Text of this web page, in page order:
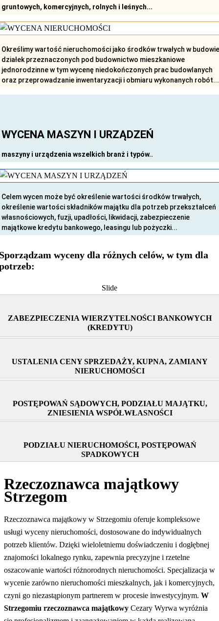
gruntowych, komercyjnych, rolnych i leśnych...
Określimy wartość nieruchomości jako środków trwałych w
działek przeznaczonych pod budownictwo mieszkaniowe
jednorodzinne w tym wycenę niedokończonych prac budowlanych
oraz przeprowadzanie inwentaryzacji i obmiaru wykonanych robót...
WYCENA MASZYN I URZĄDZEŃ
maszyny i urządzenia wszelkich branż i typów..
Celem wycen może być określenie wartości środków trwałych,
określenie wartości składników majątku dla potrzeb przekształceń
własnościowych, fuzji, upadłości, likwidacji, zabezpieczenie
majątkowe kredytu bankowego, leasingu lub pożyczki...
wyceny dla różnych celów, w tym dla
Slide
ZABEZPIECZENIA WIERZYTELNOŚCI BANKOWYCH
(KREDYTU)
USTALENIA CENY SPRZEDAŻY, KUPNA, ZAMIANY
NIERUCHOMOŚCI
POSTĘPOWAŃ SĄDOWYCH, PODZIAŁU MAJĄTKU,
ZNIESIENIA WSPÓŁWŁASNOŚCI
PODZIAŁU NIERUCHOMOŚCI, POSTĘPOWAŃ
SPADKOWYCH
Rzeczoznawca majątkowy
Strzegom
Rzeczoznawca majątkowy w Strzegomiu oferuje kompleksowe
usługi wyceny nieruchomości, dostosowane do indywidualnych
potrzeb klientów. Dzięki wieloletniemu doświadczeniu i dogłębnej
znajomości lokalnego rynku, zapewnia precyzyjne i rzetelne
oszacowanie wartości różnorodnych nieruchomości. Specjalizacja w
wycenie zarówno nieruchomości mieszkalnych, jak i komercyjnych,
czyni go niezastąpionym partnerem w procesie inwestycyjnym. W
Strzegomiu rzeczoznawca majątkowy Cezary Wyrwa wyróżnia